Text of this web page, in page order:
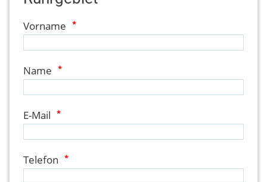
Vorname *
Name *
E-Mail *
Telefon *